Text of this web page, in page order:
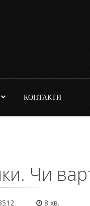
КОНТАКТИ
Чи
8 хв.